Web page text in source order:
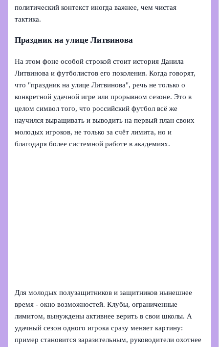
политический контекст иногда важнее, чем чистая
тактика.
Праздник на улице Литвинова
На этом фоне особой строкой стоит история Данила
Литвинова и футболистов его поколения. Когда говорят,
что "праздник на улице Литвинова", речь не только о
конкретной удачной игре или прорывном сезоне. Это в
целом символ того, что российский футбол всё же
научился выращивать и выводить на первый план своих
молодых игроков, не только за счёт лимита, но и
благодаря более системной работе в академиях.
Для молодых полузащитников и защитников нынешнее
время - окно возможностей. Клубы, ограниченные
лимитом, вынуждены активнее верить в свои школы. А
удачный сезон одного игрока сразу меняет картину:
пример становится заразительным, руководители охотнее